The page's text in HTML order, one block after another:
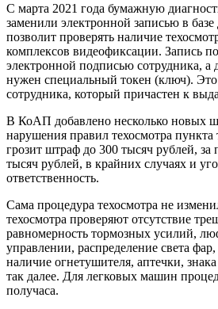
С марта 2021 года бумажную
заменили электронной записью в
позволит проверять наличие
комплексов видеофиксации. Запись
электронной подписью сотрудника, а
нужен специальный токен (ключ). Это
сотрудника, который причастен к
В КоАП добавлено несколько новых
нарушения правил техосмотра
грозит штраф до 300 тысяч рублей,
тысяч рублей, в крайних случаях и
ответственность.
Сама процедура техосмотра не
техосмотра проверяют отсутствие
равномерность тормозных усилий,
управлении, распределение света
наличие огнетушителя, аптечки,
так далее. Для легковых машин
получаса.